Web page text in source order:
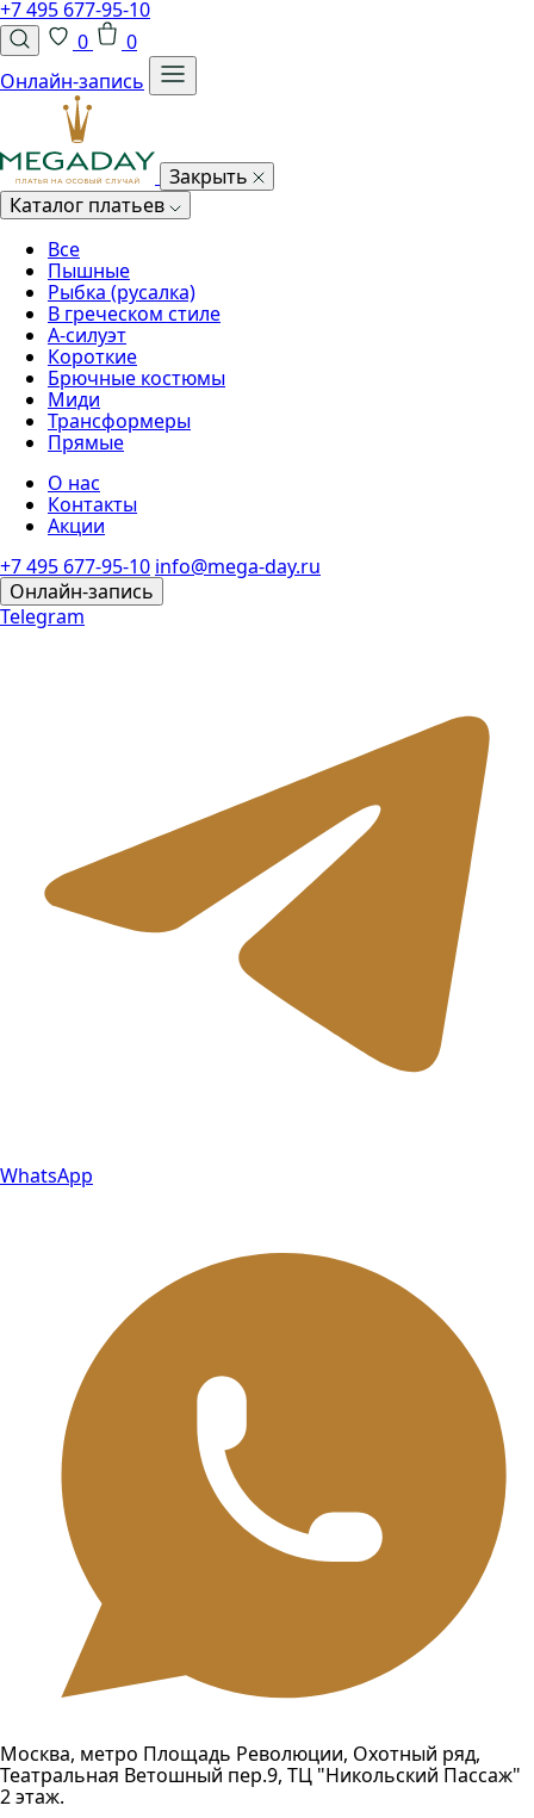
+7 495 677-95-10
0
0
Онлайн-запись
Закрыть
Каталог платьев
Все
Пышные
Рыбка (русалка)
В греческом стиле
А-силуэт
Короткие
Брючные костюмы
Миди
Трансформеры
Прямые
О нас
Контакты
Акции
+7 495 677-95-10 info@mega-day.ru
Онлайн-запись
Telegram
WhatsApp
Москва, метро Площадь Революции, Охотный ряд,
Театральная Ветошный пер.9, ТЦ "Никольский Пассаж"
2 этаж.